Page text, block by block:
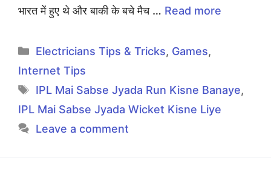
भारत में हुए थे और बाकी के बचे मैच … Read more
Categories
Electricians Tips & Tricks, Games,
Internet Tips
Tags
IPL Mai Sabse Jyada Run Kisne Banaye,
IPL Mai Sabse Jyada Wicket Kisne Liye
Leave a comment